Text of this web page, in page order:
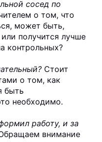
сосед по
о том, что
может быть,
получится лучше
контрольных?
Стоит
о том, как
быть
необходимо.
работу, и за
внимание